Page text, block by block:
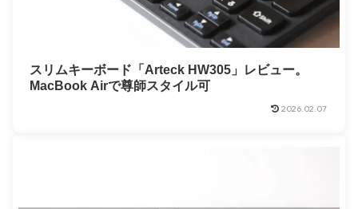
スリムキーボード「Arteck HW305」レビュー。
MacBook Airで尊師スタイル可
2026.02.07